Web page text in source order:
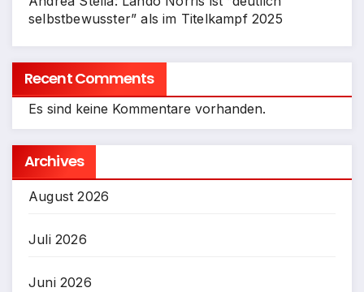
selbstbewusster” als im Titelkampf 2025
Recent Comments
Es sind keine Kommentare vorhanden.
Archives
August 2026
Juli 2026
Juni 2026